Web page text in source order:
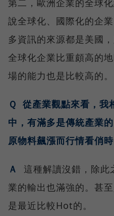
說全球化、國際化的企
多資訊的來源都是美國
全球化企業比重頗高的
場的能力也是比較高的。
Ｑ 從產業觀點來看，我
中，有滿多是傳統產業
原物料飆漲而行情看俏
Ａ
這種解讀沒錯，除此
業的輸出也滿強的。甚
是最近比較Hot的。